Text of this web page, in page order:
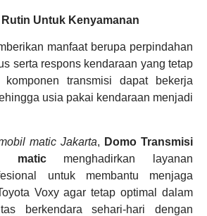
Untuk Kenyamanan
manfaat berupa perpindahan
serta respons kendaraan yang tetap
transmisi dapat bekerja
usia pakai kendaraan menjadi
matic Jakarta, Domo Transmisi
maticmenghadirkan layanan
untuk membantu menjaga
Voxy agar tetap optimal dalam
berkendara sehari-hari dengan